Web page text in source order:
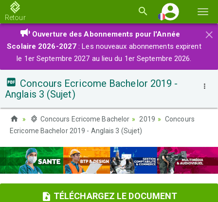
la
Retour
×
Ouverture des Abonnements pour l'Année
Scolaire 2026-2027 : Les nouveaux abonnements expirent
le 1er Septembre 2027 au lieu du 1er Septembre 2026.
Concours Ecricome Bachelor 2019 -
Anglais 3 (Sujet)
Concours Ecricome Bachelor 2019
Concours
Ecricome Bachelor 2019 - Anglais 3 (Sujet)
TÉLÉCHARGEZ LE DOCUMENT